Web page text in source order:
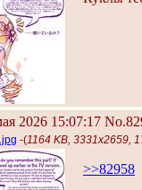
2026 15:07:17
-(1164 KB, 3331x2659,
>>82958